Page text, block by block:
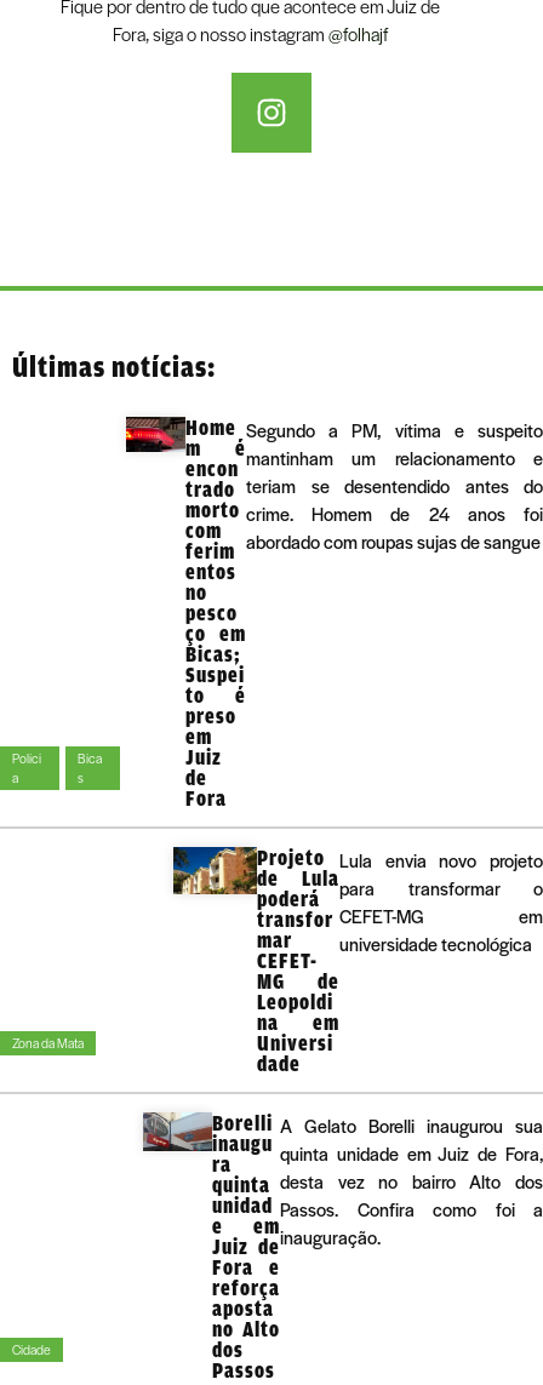
Fique por dentro de tudo que acontece em Juiz de
Fora, siga o nosso instagram@folhajf
Últimas notícias:
Políci
a
Bica
s
Home
m é
encon
trado
morto
com
ferim
entos
no
pesco
ço em
Bicas;
Suspei
to é
preso
em
Juiz
de
Fora
Segundo a PM, vítima e suspeito
mantinham um relacionamento e
teriam se desentendido antes do
crime. Homem de 24 anos foi
abordado com roupas sujas de sangue
Zona da Mata
Projeto
de Lula
poderá
transfor
mar
CEFET-
MG de
Leopoldi
na em
Universi
dade
Lula envia novo projeto
para transformar o
CEFET-MG em
universidade tecnológica
Cidade
Borelli
inaugu
ra
quinta
unidad
e em
Juiz de
Fora e
reforça
aposta
no Alto
dos
Passos
A Gelato Borelli inaugurou sua
quinta unidade em Juiz de Fora,
desta vez no bairro Alto dos
Passos. Confira como foi a
inauguração.